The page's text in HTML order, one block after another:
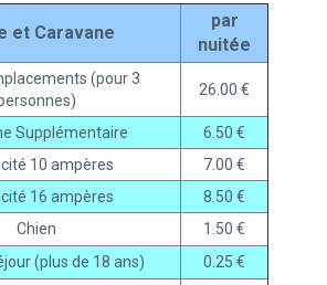
et Caravane
par
nuitée
(pour 3
26.00 €
Supplémentaire
6.50 €
10 ampères
7.00 €
16 ampères
8.50 €
Chien
1.50 €
(plus de 18 ans)
0.25 €